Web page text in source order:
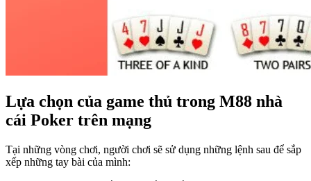
Lựa chọn của game thủ trong M88 nhà
cái Poker trên mạng
Tại những vòng chơi, người chơi sẽ sử dụng những lệnh sau để sắp
xếp những tay bài của mình: